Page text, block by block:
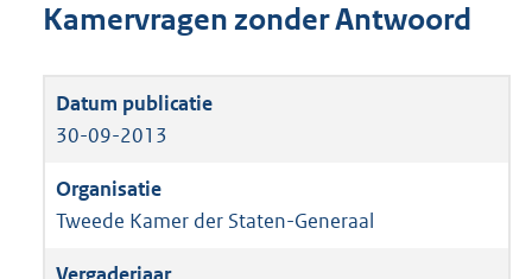
Kamervragen zonder Antwoord
30-09-2013
Tweede Kamer der Staten-Generaal